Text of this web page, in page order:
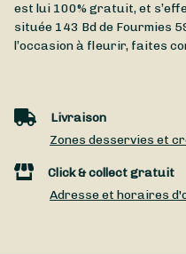
est lui 100% gratuit, et
située 143 Bd de Fourmies
l’occasion à fleurir, faites
Livraison
Zones desservies et
Click & collect gratuit
Adresse et horaires